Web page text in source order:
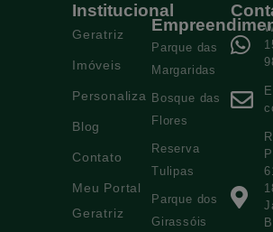
Institucional
Geratriz
Imóveis
Personaliza
Blog
Contato
Meu Portal
Geratriz
Parque das
Margaridas
Bosque das
Flores
Reserva
Tulipas
Parque dos
Girassóis